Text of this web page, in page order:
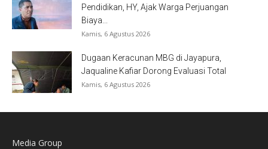
Pendidikan, HY, Ajak Warga Perjuangan
Biaya...
Kamis, 6 Agustus 2026
Dugaan Keracunan MBG di Jayapura,
Jaqualine Kafiar Dorong Evaluasi Total
Kamis, 6 Agustus 2026
Media Group